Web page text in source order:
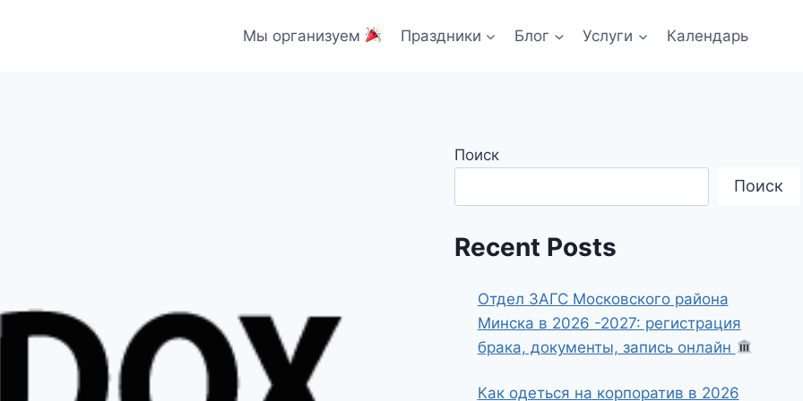
Мы организуем Праздники Блог Услуги Календарь
Поиск
Поиск
Recent Posts
Отдел ЗАГС Московского района
Минска в 2026 -2027: регистрация
брака, документы, запись онлайн
Как одеться на корпоратив в 2026